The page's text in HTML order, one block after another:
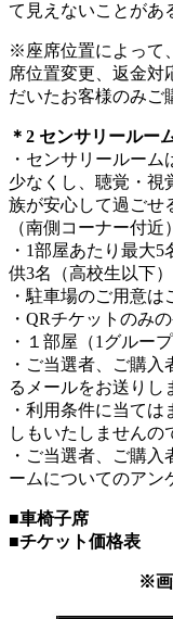
て見えないことがあ
※座席位置によって
席位置変更、返金対
だいたお客様のみご
＊2 センサリールー
・センサリールー
少なくし、聴覚・視
族が安心して過ごせ
（南側コーナー付
・1部屋あたり最大
供3名（高校生以下
・駐車場のご用意は
・QRチケットのみ
・１部屋（1グルー
・ご当選者、ご購
るメールをお送りし
・利用条件に当て
しもいたしませんの
・ご当選者、ご購
ームについてのアン
■車椅子席
■チケット価格表
※画